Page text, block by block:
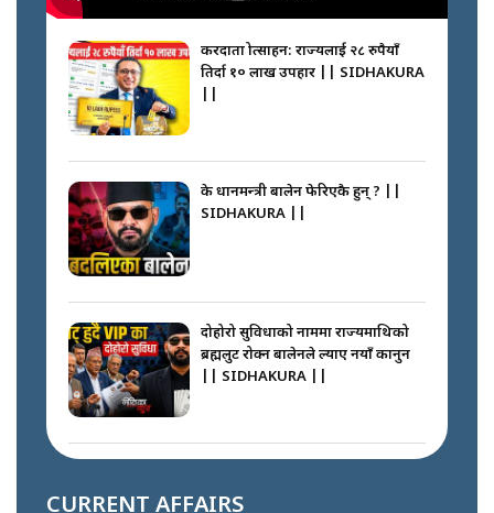
करदाता प्रोत्साहन: राज्यलाई २८ रुपैयाँ
तिर्दा १० लाख उपहार || SIDHAKURA
के प्रधानमन्त्री बालेन फेरिएकै हुन् ? ||
SIDHAKURA ||
दोहोरो सुविधाको नाममा राज्यमाथिको
ब्रह्मलुट रोक्न बालेनले ल्याए नयाँ कानुन
|| SIDHAKURA ||
आरोहीहरू | Record-breaking
CURRENT AFFAIRS